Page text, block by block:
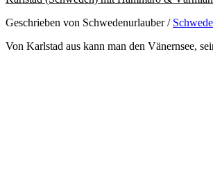
Geschrieben von Schwedenurlauber/
Von Karlstad aus kann man den Vänernsee,